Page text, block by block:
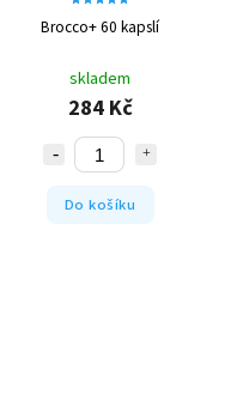
Brocco+ 60 kapslí
skladem
284 Kč
Do košíku